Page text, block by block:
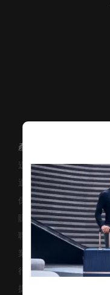
產品支援/常見問題
送貨安排
退貨與換貨
保修條款及細則
賺取「亞洲萬里通」條款
聯絡我們
業務諮詢
行李箱搜尋器
提防偽冒網站